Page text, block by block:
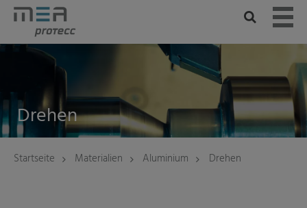
Skip
Drehen
Startseite Materialien Aluminium Drehen